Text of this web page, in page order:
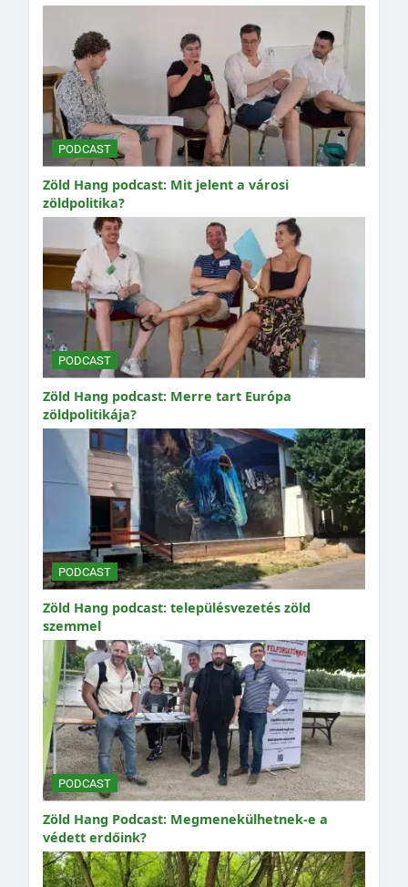
PODCAST
Zöld Hang podcast: Mit jelent a városi
zöldpolitika?
PODCAST
Zöld Hang podcast: Merre tart Európa
zöldpolitikája?
PODCAST
Zöld Hang podcast: településvezetés zöld
szemmel
PODCAST
Zöld Hang Podcast: Megmenekülhetnek-e a
védett erdőink?